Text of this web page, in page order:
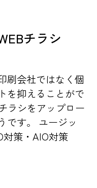
チラシ
刷会社ではなく個
を抑えることがで
ラシをアップロー
です。 ユージッ
対策・AIO対策